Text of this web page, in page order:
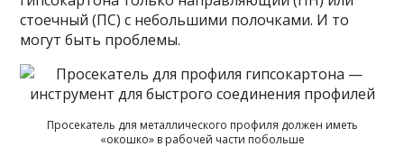
стоечный (ПС) с небольшими полочками. И то
могут быть проблемы.
Просекатель для металлического профиля должен иметь
«окошко» в рабочей части побольше